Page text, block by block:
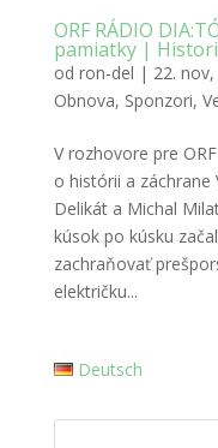
ORF RÁDIO
pamiatky |
od ron-del | 22.
Obnova, Sponzori,
V rozhovore pre
o histórii a záchrane
Delikát a Michal
kúsok po kúsku
zachraňovať
električku...
Deutsch